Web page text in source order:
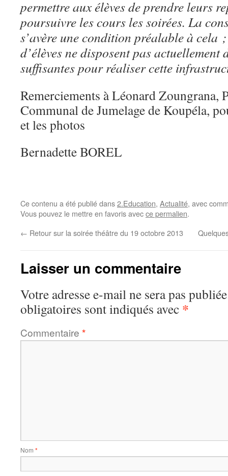
permettre aux élèves de prendre leurs
poursuivre les cours les soirées. La
s’avère une condition préalable à cela
d’élèves ne disposent pas actuellement
suffisantes pour réaliser cette
Remerciements à Léonard Zoungrana,
Communal de Jumelage de Koupéla,
et les photos
Bernadette BOREL
Ce contenu a été publié dans2.Education, Actualité, avec
Vous pouvez le mettre en favoris avecce permalien.
← Retour sur la soirée théâtre du 19 octobre 2013
Laisser un commentaire
Votre adresse e-mail ne sera pas
obligatoires sont indiqués avec *
Commentaire *
Nom *